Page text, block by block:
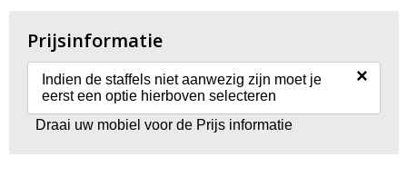
Prijsinformatie
Indien de staffels niet aanwezig zijn moet je
eerst een optie hierboven selecteren
×
Draai uw mobiel voor de Prijs informatie